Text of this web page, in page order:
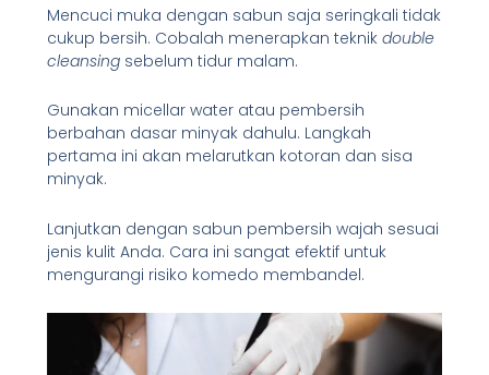
Mencuci muka dengan sabun saja seringkali tidak
cukup bersih. Cobalah menerapkan teknik double
cleansingsebelum tidur malam.
Gunakan micellar water atau pembersih
berbahan dasar minyak dahulu. Langkah
pertama ini akan melarutkan kotoran dan sisa
minyak.
Lanjutkan dengan sabun pembersih wajah sesuai
jenis kulit Anda. Cara ini sangat efektif untuk
mengurangi risiko komedo membandel.